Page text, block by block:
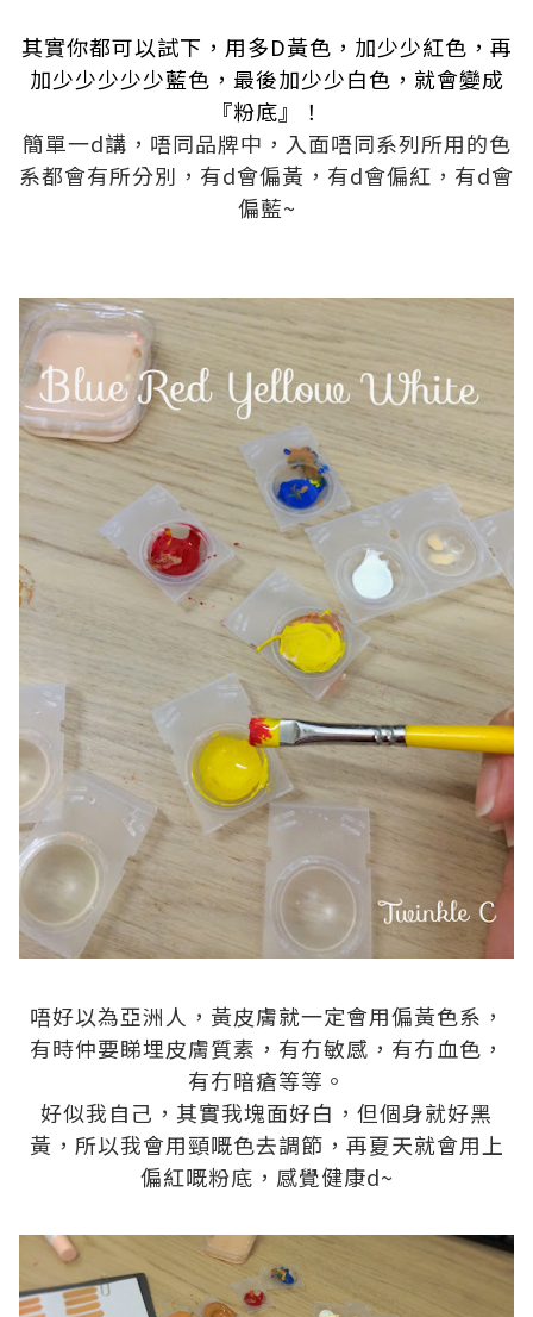
其實你都可以試下，用多D黃色，加少少紅色，再
加少少少少少藍色，最後加少少白色，就會變成
『粉底』！
簡單一d講，唔同品牌中，入面唔同系列所用的色
系都會有所分別，有d會偏黃，有d會偏紅，有d會
偏藍~
唔好以為亞洲人，黃皮膚就一定會用偏黃色系，
有時仲要睇埋皮膚質素，有冇敏感，有冇血色，
有冇暗瘡等等。
好似我自己，其實我塊面好白，但個身就好黑
黃，所以我會用頸嘅色去調節，再夏天就會用上
偏紅嘅粉底，感覺健康d~